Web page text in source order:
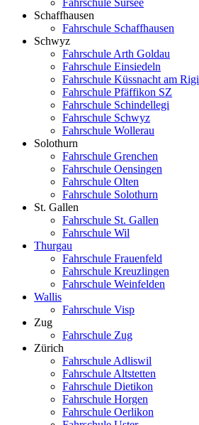
Fahrschule Sursee
Schaffhausen
Fahrschule Schaffhausen
Schwyz
Fahrschule Arth Goldau
Fahrschule Einsiedeln
Fahrschule Küssnacht am Rigi
Fahrschule Pfäffikon SZ
Fahrschule Schindellegi
Fahrschule Schwyz
Fahrschule Wollerau
Solothurn
Fahrschule Grenchen
Fahrschule Oensingen
Fahrschule Olten
Fahrschule Solothurn
St. Gallen
Fahrschule St. Gallen
Fahrschule Wil
Thurgau
Fahrschule Frauenfeld
Fahrschule Kreuzlingen
Fahrschule Weinfelden
Wallis
Fahrschule Visp
Zug
Fahrschule Zug
Zürich
Fahrschule Adliswil
Fahrschule Altstetten
Fahrschule Dietikon
Fahrschule Horgen
Fahrschule Oerlikon